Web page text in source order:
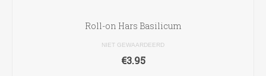
Roll-on Hars Basilicum
NIET GEWAARDEERD
€3.95